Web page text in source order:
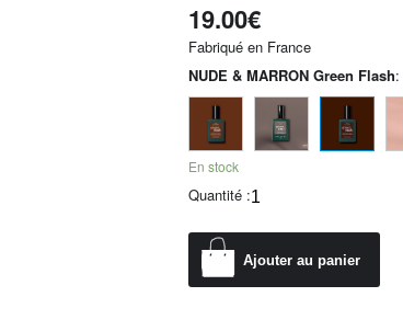
19.00€
Fabriqué en France
NUDE & MARRON Green Flash:
En stock
Quantité :
Ajouter au panier